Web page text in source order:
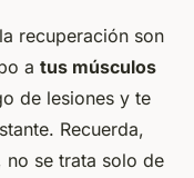
recuperación son
a tus músculos
de lesiones y te
Recuerda,
no se trata solo de